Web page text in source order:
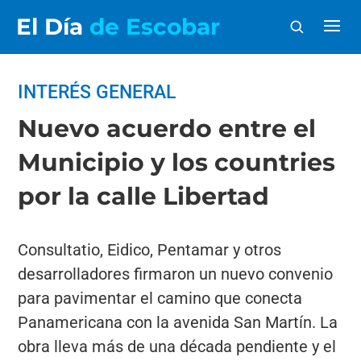
El Día de Escobar
INTERÉS GENERAL
Nuevo acuerdo entre el
Municipio y los countries
por la calle Libertad
Consultatio, Eidico, Pentamar y otros
desarrolladores firmaron un nuevo convenio
para pavimentar el camino que conecta
Panamericana con la avenida San Martín. La
obra lleva más de una década pendiente y el